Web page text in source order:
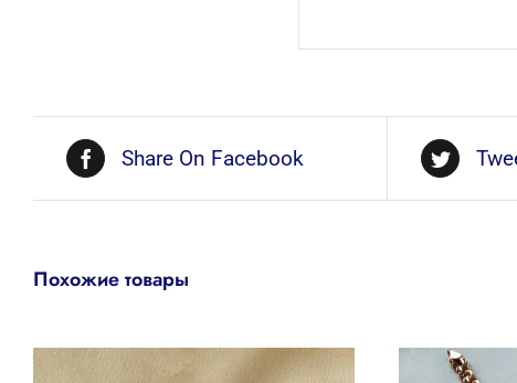
Share On Facebook
Похожие товары